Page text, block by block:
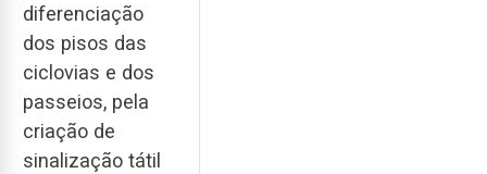
diferenciação
dos pisos das
ciclovias e dos
passeios, pela
criação de
sinalização tátil